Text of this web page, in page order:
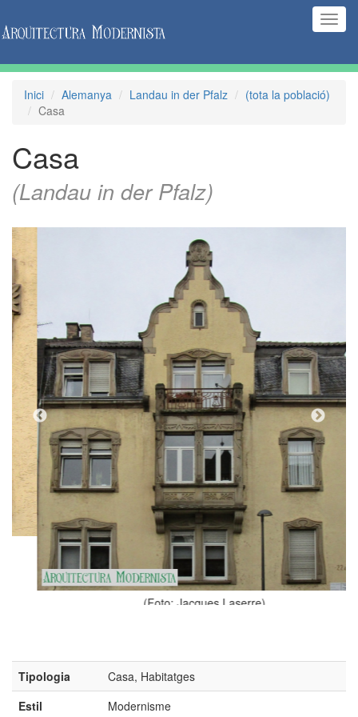
Inici Alemanya Landau in der Pfalz
(tota la població)
Casa
Casa
(Landau in der Pfalz)
(Foto: Jacques Laserre)
Tipologia
Casa, Habitatges